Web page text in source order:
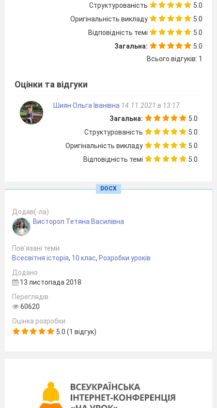
аналізуватипричини та
наслідки протистояння між державами.
: практична робота.
: підручник, історичні
Організаційна частина.
Повідомлення теми та мети уроку.
Робота зі схемою.
Розгляньте схему. Поясніть, що вон
ілюструє.
Сьогодні ми пригадаємо основні
суперечки у післявоєнний період,
результати.
Актуалізація опорних знань.
Робота з візуальними джерелами.
Розгляньте ілюстрації.
Структурованість
5.0
Оригінальність викладу
5.0
Відповідність темі
5.0
Загальна:
5.0
Всього відгуків: 1
Оцінки та відгуки
Шиян Ольга Іванівна 14.11.2021 в 13:17
Загальна:
5.0
Структурованість
5.0
Оригінальність викладу
5.0
Відповідність темі
5.0
DOCX
Додав(-ла)
Вистороп Тетяна Василівна
Пов’язані теми
Всесвітня історія, 10 клас, Розробки уроків
Додано
13 листопада 2018
Переглядів
60620
Оцінка розробки
5.0 (1 відгук)